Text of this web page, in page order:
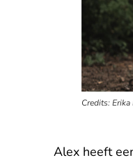
Credits:
Alex heeft